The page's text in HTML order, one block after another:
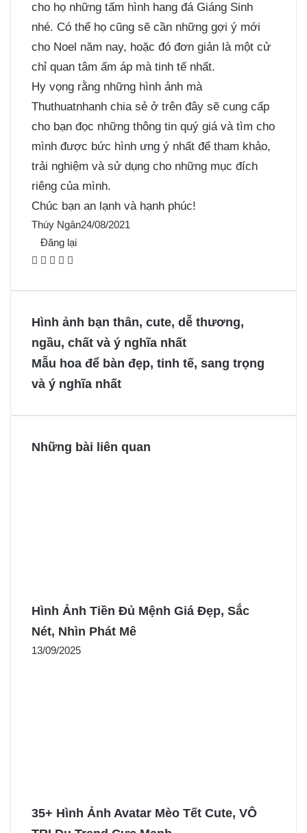
cho họ những tấm hình hang đá Giáng Sinh
nhé. Có thể họ cũng sẽ cần những gợi ý mới
cho Noel năm nay, hoặc đó đơn giản là một cử
chỉ quan tâm ấm áp mà tinh tế nhất.
Hy vọng rằng những hình ảnh mà
Thuthuatnhanh chia sẻ ở trên đây sẽ cung cấp
cho bạn đọc những thông tin quý giá và tìm cho
mình được bức hình ưng ý nhất để tham khảo,
trải nghiệm và sử dụng cho những mục đích
riêng của mình.
Chúc bạn an lạnh và hạnh phúc!
Thúy Ngân24/08/2021
Đăng lại
F
o
o
k
X P
r
e
s
M
n
g
e
n
g
e
Hình ảnh bạn thân, cute, dễ thương,
ngầu, chất và ý nghĩa nhất
Mẫu hoa để bàn đẹp, tinh tế, sang trọng
và ý nghĩa nhất
Những bài liên quan
Hình Ảnh Tiền Đủ Mệnh Giá Đẹp, Sắc
Nét, Nhìn Phát Mê
13/09/2025
35+ Hình Ảnh Avatar Mèo Tết Cute, VÔ